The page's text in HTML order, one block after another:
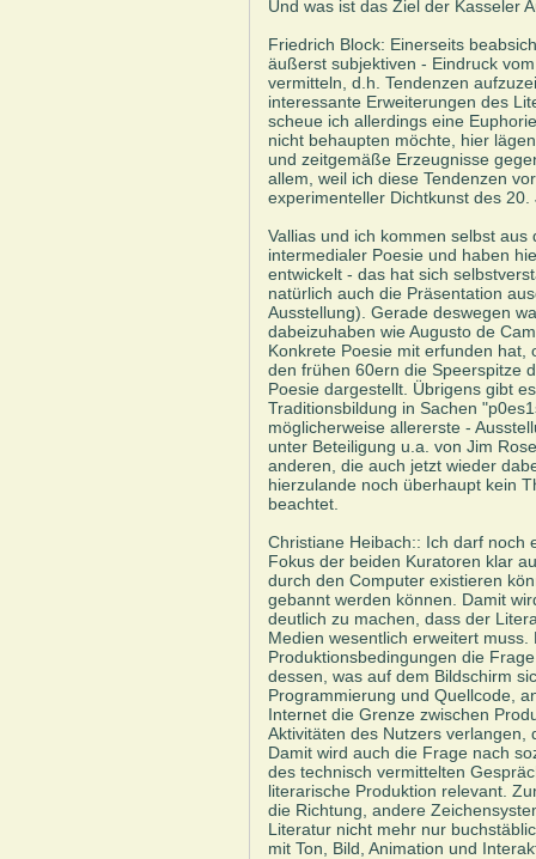
Und was ist das Ziel der Kasseler
Friedrich Block: Einerseits
äußerst subjektiven - Eindruck
vermitteln, d.h. Tendenzen
interessante Erweiterungen des
scheue ich allerdings eine
nicht behaupten möchte, hier
und zeitgemäße Erzeugnisse
allem, weil ich diese Tendenzen
experimenteller Dichtkunst des
Vallias und ich kommen selbst
intermedialer Poesie und haben
entwickelt - das hat sich
natürlich auch die Präsentation
Ausstellung). Gerade deswegen
dabeizuhaben wie Augusto de
Konkrete Poesie mit erfunden
den frühen 60ern die Speerspitze
Poesie dargestellt. Übrigens gibt
Traditionsbildung in Sachen
möglicherweise allererste -
unter Beteiligung u.a. von Jim
anderen, die auch jetzt wieder
hierzulande noch überhaupt kein
beachtet.
Christiane Heibach:: Ich darf noch
Fokus der beiden Kuratoren klar
durch den Computer existieren
gebannt werden können. Damit
deutlich zu machen, dass der
Medien wesentlich erweitert
Produktionsbedingungen die
dessen, was auf dem Bildschirm
Programmierung und Quellcode,
Internet die Grenze zwischen
Aktivitäten des Nutzers
Damit wird auch die Frage nach
des technisch vermittelten
literarische Produktion relevant.
die Richtung, andere
Literatur nicht mehr nur
mit Ton, Bild, Animation und